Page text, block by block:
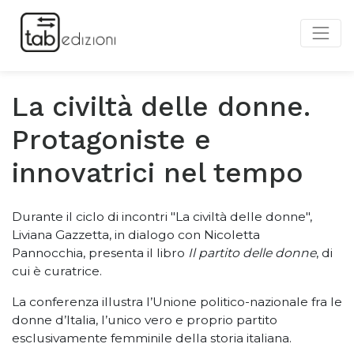
La civiltà delle donne.
Protagoniste e
innovatrici nel tempo
Durante il ciclo di incontri "La civiltà delle donne",
Liviana Gazzetta, in dialogo con Nicoletta
Pannocchia, presenta il libro Il partito delle donne, di
cui è curatrice.
La conferenza illustra l’Unione politico-nazionale fra le
donne d’Italia, l’unico vero e proprio partito
esclusivamente femminile della storia italiana.